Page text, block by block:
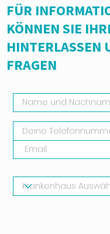
FÜR
KÖNNEN SIE
HINTERLASSEN
FRAGEN